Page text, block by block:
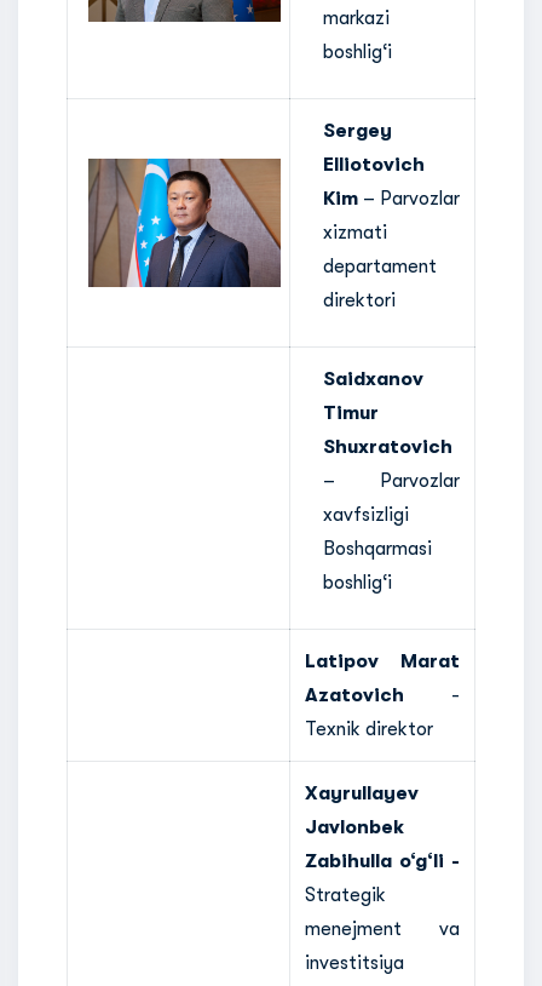
markazi
boshlig‘i
Sergey
Elliotovich
Kim – Parvozlar
xizmati
departament
direktori
Saidxanov
Timur
Shuxratovich
– Parvozlar
xavfsizligi
Boshqarmasi
boshlig‘i
Latipov Marat
Azatovich -
Texnik direktor
Xayrullayev
Javlonbek
Zabihulla o‘g‘li -
Strategik
menejment va
investitsiya